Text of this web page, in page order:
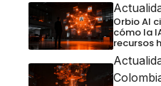
Orbio AI
cómo la
recursos